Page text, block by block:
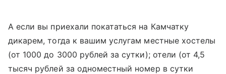
А если вы приехали покататься на Камчатку
дикарем, тогда к вашим услугам местные хостелы
(от 1000 до 3000 рублей за сутки); отели (от 4,5
тысяч рублей за одноместный номер в сутки